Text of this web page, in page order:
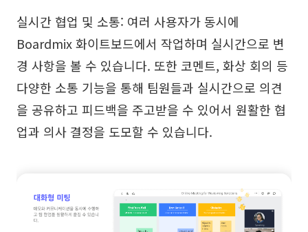
실시간 협업 및 소통: 여러 사용자가 동시에
Boardmix 화이트보드에서 작업하며 실시간으로 변
경 사항을 볼 수 있습니다. 또한 코멘트, 화상 회의 등
다양한 소통 기능을 통해 팀원들과 실시간으로 의견
을 공유하고 피드백을 주고받을 수 있어서 원활한 협
업과 의사 결정을 도모할 수 있습니다.